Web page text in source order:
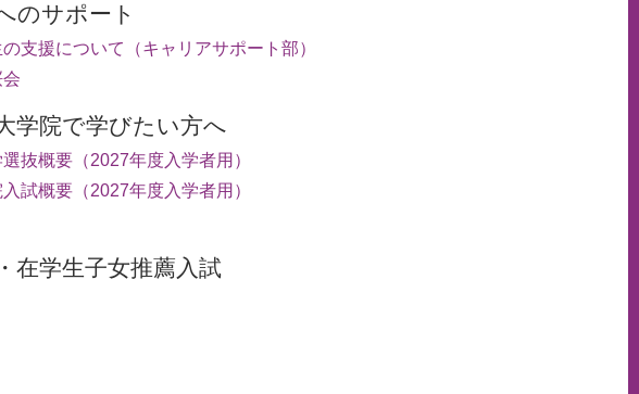
のサポート
支援について（キャリアサポート部）
学院で学びたい方へ
抜概要（2027年度入学者用）
試概要（2027年度入学者用）
在学生子女推薦入試